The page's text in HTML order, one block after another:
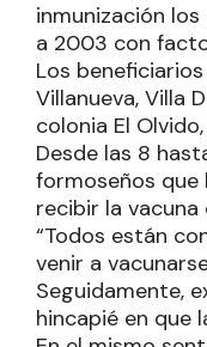
inmunización
a 2003 con
Los
Villanueva, Villa
colonia El
Desde las 8
formoseños
recibir la
“Todos están
venir a
Seguidamente,
hincapié en que